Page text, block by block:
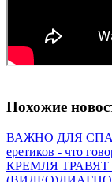
Похожие
ВАЖНО ДЛЯ
еретиков - что
КРЕМЛЯ ТРАВЯТ